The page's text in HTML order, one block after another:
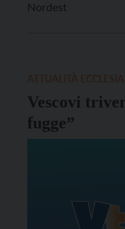
Nordest
Vescovi
fugge”